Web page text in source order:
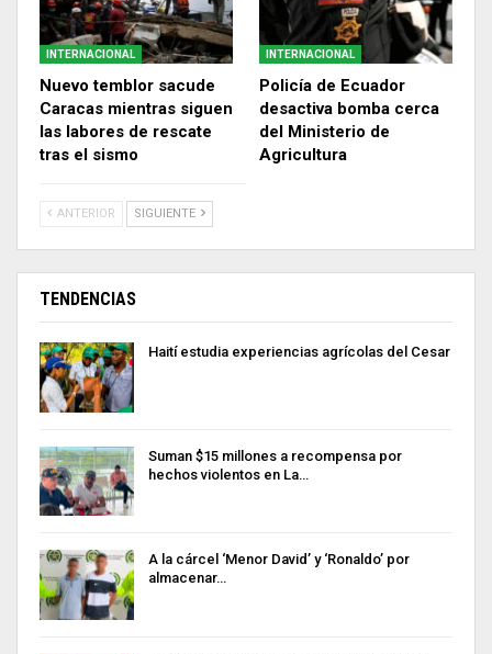
INTERNACIONAL
Nuevo temblor sacude
Caracas mientras siguen
las labores de rescate
tras el sismo
INTERNACIONAL
Policía de Ecuador
desactiva bomba cerca
del Ministerio de
Agricultura
ANTERIOR SIGUIENTE
TENDENCIAS
Haití estudia experiencias agrícolas del Cesar
Suman $15 millones a recompensa por
hechos violentos en La…
A la cárcel ‘Menor David’ y ‘Ronaldo’ por
almacenar…